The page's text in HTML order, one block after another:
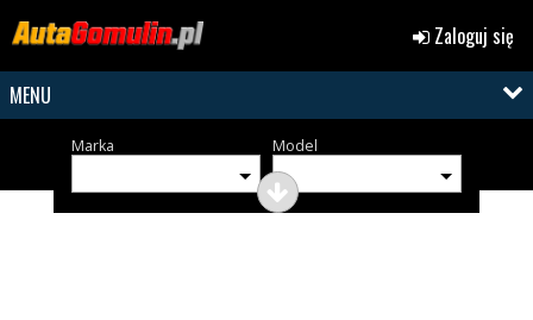
Zaloguj się
MENU
Marka Model